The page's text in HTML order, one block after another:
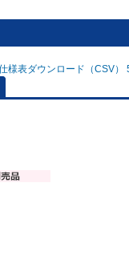
様表ダウンロード（CSV）